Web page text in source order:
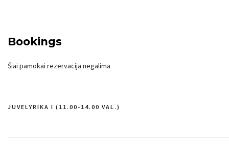
Bookings
Šiai pamokai rezervacija negalima
Navigacija
JUVELYRIKA I (11.00-14.00 VAL.)